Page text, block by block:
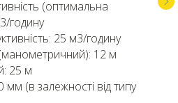
(оптимальна
годину
25 м3/годину
12 м
25 м
мм (в залежності від типу